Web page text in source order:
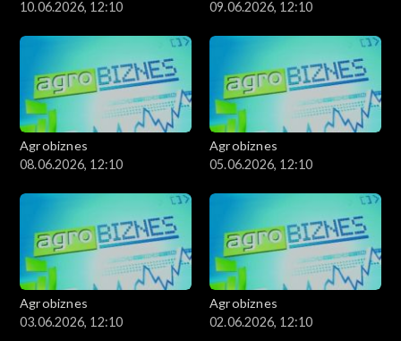
10.06.2026, 12:10
09.06.2026, 12:10
Agrobiznes
08.06.2026, 12:10
Agrobiznes
05.06.2026, 12:10
Agrobiznes
03.06.2026, 12:10
Agrobiznes
02.06.2026, 12:10